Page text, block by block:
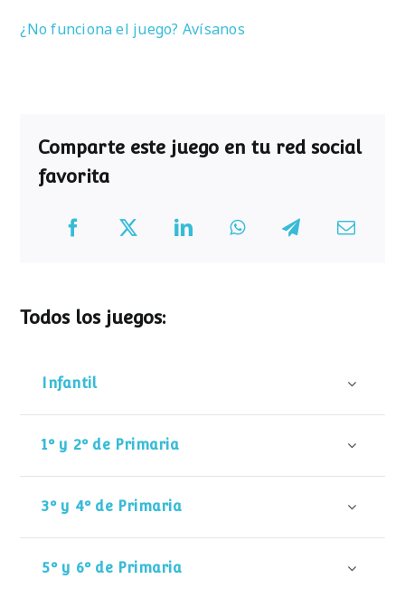
¿No funciona el juego? Avísanos
Comparte este juego en tu red social
favorita
Todos los juegos:
Infantil
1º y 2º de Primaria
3º y 4º de Primaria
5º y 6º de Primaria